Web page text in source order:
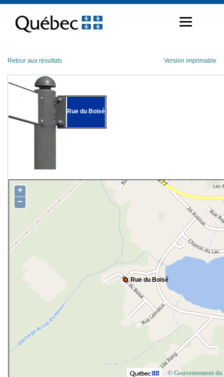
contenu
Retour aux résultats Version imprimable
Rue du Boisé
Rue du Boisé
+
−
© Gouvernement du